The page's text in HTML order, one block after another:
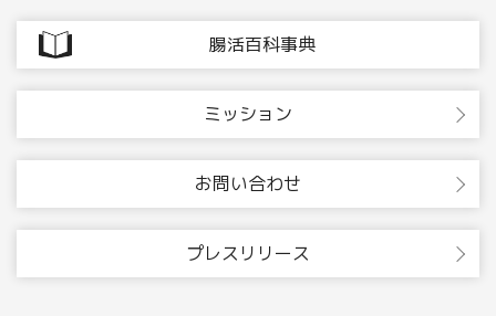
腸活百科事典
ミッション
お問い合わせ
プレスリリース